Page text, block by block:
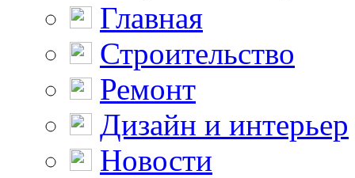
Главная
Строительство
Ремонт
Дизайн и интерьер
Новости